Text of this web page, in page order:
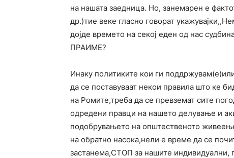
на нашата заедница. Но, занемарен е
др.)тие веке гласно говорат
дојде времето на секој еден од нас
ПРАИМЕ?
Инаку политиките кои ги
да се поставуваат некои правила што ке
на Ромите,треба да се превземат сите
одредени правци на нашето делување и
подобрувањето на општественото
на обратно насока,нели е време да се
застанема,СТОП за нашите индивидуални,